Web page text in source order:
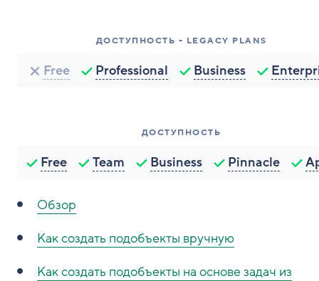
ДОСТУПНОСТЬ - LEGACY PLANS
Free Professional Business
ДОСТУПНОСТЬ
Free Team Business Pinnacle
Обзор
Как создать подобъекты вручную
Как создать подобъекты на основе задач из